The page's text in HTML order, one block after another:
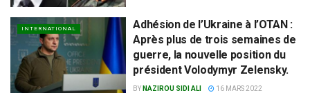
INTERNATIONAL
Adhésion de l’Ukraine à l’OTAN :
Après plus de trois semaines de
guerre, la nouvelle position du
président Volodymyr Zelensky.
BY NAZIROU SIDI ALI 16 MARS 2022